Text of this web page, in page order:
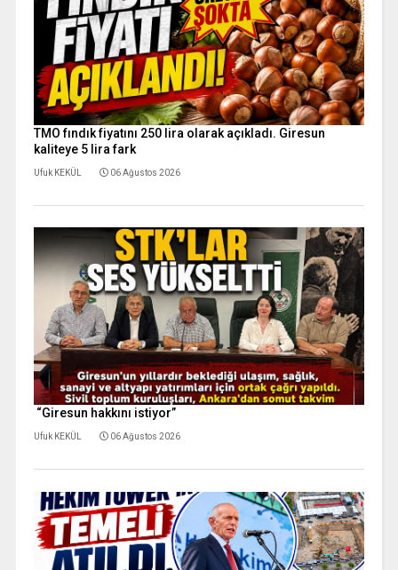
TMO fındık fiyatını 250 lira olarak açıkladı. Giresun
kaliteye 5 lira fark
Ufuk KEKÜL 06 Ağustos 2026
“Giresun hakkını istiyor”
Ufuk KEKÜL 06 Ağustos 2026